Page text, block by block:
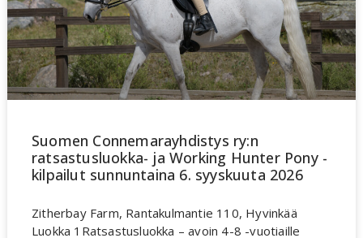
Suomen Connemarayhdistys ry:n
ratsastusluokka- ja Working Hunter Pony -
kilpailut sunnuntaina 6. syyskuuta 2026
Zitherbay Farm, Rantakulmantie 110, Hyvinkää
Luokka 1Ratsastusluokka – avoin 4-8 -vuotiaille